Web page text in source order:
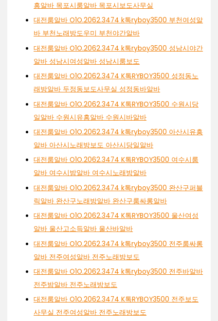
흥알바 목포시룸알바 목포시보도사무실
대전룸알바 O1O.2062.3474 k톡ryboy3500 부천여성알
바 부천노래방도우미 부천야간알바
대전룸알바 O1O.2062.3474 k톡ryboy3500 성남시야간
알바 성남시여성알바 성남시룸보도
대전룸알바 O1O.2062.3474 K톡RYBOY3500 성정동노
래방알바 두정동보도사무실 성정동바알바
대전룸알바 O1O.2062.3474 K톡RYBOY3500 수원시당
일알바 수원시유흥알바 수원시바알바
대전룸알바 O1O.2062.3474 k톡ryboy3500 아산시유흥
알바 아산시노래방보도 아산시당일알바
대전룸알바 O1O.2062.3474 K톡RYBOY3500 여수시룸
알바 여수시밤알바 여수시노래방알바
대전룸알바 O1O.2062.3474 k톡ryboy3500 완산구퍼블
릭알바 완산구노래방알바 완산구룸싸롱알바
대전룸알바 O1O.2062.3474 K톡RYBOY3500 울산여성
알바 울산고소득알바 울산바알바
대전룸알바 O1O.2062.3474 k톡ryboy3500 전주룸싸롱
알바 전주여성알바 전주노래방보도
대전룸알바 O1O.2062.3474 k톡ryboy3500 전주바알바
전주밤알바 전주노래방보도
대전룸알바 O1O.2062.3474 K톡RYBOY3500 전주보도
사무실 전주여성알바 전주노래방보도